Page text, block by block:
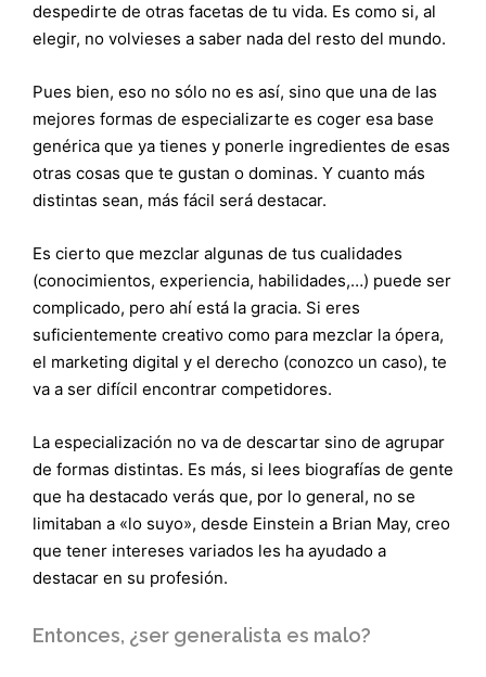
despedirte de otras facetas de tu vida. Es como si, al
elegir, no volvieses a saber nada del resto del mundo.
Pues bien, eso no sólo no es así, sino que una de las
mejores formas de especializarte es coger esa base
genérica que ya tienes y ponerle ingredientes de esas
otras cosas que te gustan o dominas. Y cuanto más
distintas sean, más fácil será destacar.
Es cierto que mezclar algunas de tus cualidades
(conocimientos, experiencia, habilidades,…) puede ser
complicado, pero ahí está la gracia. Si eres
suficientemente creativo como para mezclar la ópera,
el marketing digital y el derecho (conozco un caso), te
va a ser difícil encontrar competidores.
La especialización no va de descartar sino de agrupar
de formas distintas. Es más, si lees biografías de gente
que ha destacado verás que, por lo general, no se
limitaban a «lo suyo», desde Einstein a Brian May, creo
que tener intereses variados les ha ayudado a
destacar en su profesión.
Entonces, ¿ser generalista es malo?